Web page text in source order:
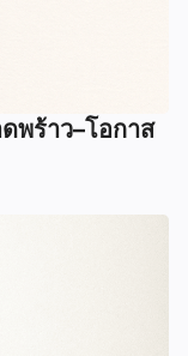
พร้าว–โอกาส